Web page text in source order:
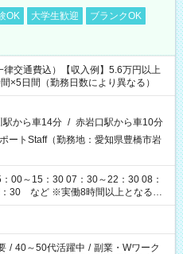
OK 大学生歓迎
ブランクOK
交通費込）【収入例】5.6万円以上
日間（勤務日数により異なる）
駅から車14分 / 赤岩口駅から車10分
ートStaff（勤務地：愛知県豊橋市岩
00～15：30 07：30～22：30 08：
30 など ※実働8時間以上となる勤
憩があります。
/ 40～50代活躍中 / 副業・Wワーク